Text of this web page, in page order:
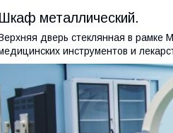
Шкаф металлический.
дверь стеклянная в
инструментов и